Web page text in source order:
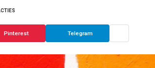
Pinterest Telegram